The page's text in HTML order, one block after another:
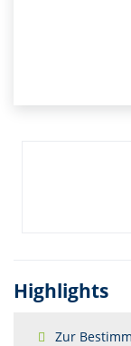
Highlights
Zur